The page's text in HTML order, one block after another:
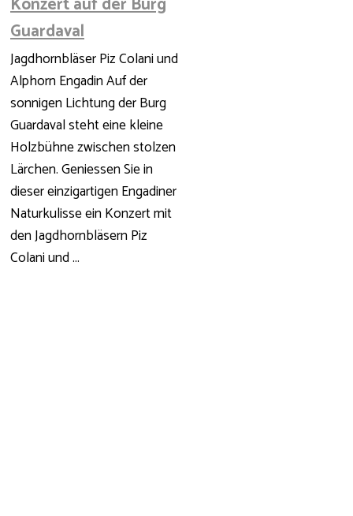
Guardaval
Jagdhornbläser Piz Colani und
Alphorn Engadin Auf der
sonnigen Lichtung der Burg
Guardaval steht eine kleine
Holzbühne zwischen stolzen
Lärchen. Geniessen Sie in
dieser einzigartigen Engadiner
Naturkulisse ein Konzert mit
den Jagdhornbläsern Piz
Colani und ...